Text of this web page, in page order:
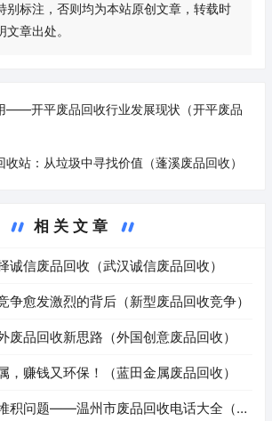
别标注，否则均为本站原创文章，转载时
章出处。
——开平废品回收行业发展现状（开平废品
收站：从垃圾中寻找价值（蓬溪废品回收）
相关文章
诚信废品回收（武汉诚信废品回收）
争愈发激烈的背后（新型废品回收竞争）
废品回收新思路（外国创意废品回收）
，赚钱又环保！（蓝田金属废品回收）
积问题——温州市废品回收电话大全（温